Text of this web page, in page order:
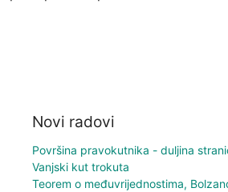
Novi radovi
Površina pravokutnika - duljina
Vanjski kut trokuta
Teorem o međuvrijednostima,